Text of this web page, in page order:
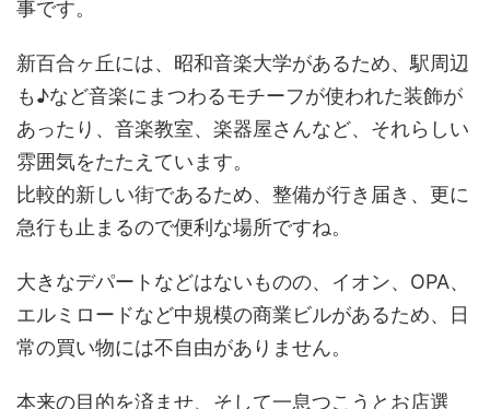
事です。
新百合ヶ丘には、昭和音楽大学があるため、駅周辺
も♪など音楽にまつわるモチーフが使われた装飾が
あったり、音楽教室、楽器屋さんなど、それらしい
雰囲気をたたえています。
比較的新しい街であるため、整備が行き届き、更に
急行も止まるので便利な場所ですね。
大きなデパートなどはないものの、イオン、OPA、
エルミロードなど中規模の商業ビルがあるため、日
常の買い物には不自由がありません。
本来の目的を済ませ、そして一息つこうとお店選